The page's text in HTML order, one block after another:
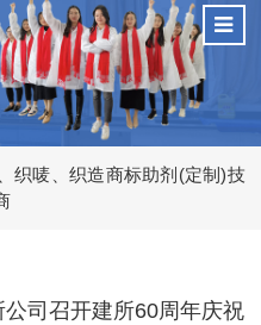
织唛、织造商标助剂(定制)技
司召开建所60周年庆祝